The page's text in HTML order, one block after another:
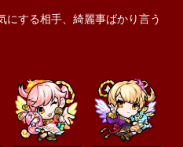
にする相手、綺麗事ばかり言う